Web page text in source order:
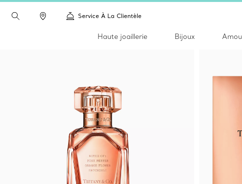
Service À La Clientèle
Haute joaillerie Bijoux